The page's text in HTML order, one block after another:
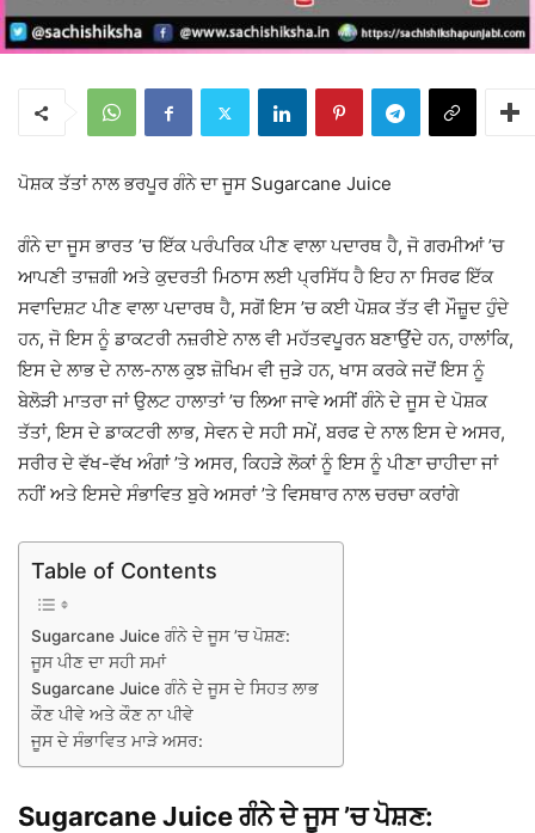
ਪੋਸ਼ਕ ਤੱਤਾਂ ਨਾਲ ਭਰਪੂਰ ਗੰਨੇ ਦਾ ਜੂਸ Sugarcane Juice
ਗੰਨੇ ਦਾ ਜੂਸ ਭਾਰਤ ’ਚ ਇੱਕ ਪਰੰਪਰਿਕ ਪੀਣ ਵਾਲਾ ਪਦਾਰਥ ਹੈ, ਜੋ ਗਰਮੀਆਂ ’ਚ
ਆਪਣੀ ਤਾਜ਼ਗੀ ਅਤੇ ਕੁਦਰਤੀ ਮਿਠਾਸ ਲਈ ਪ੍ਰਸਿੱਧ ਹੈ ਇਹ ਨਾ ਸਿਰਫ ਇੱਕ
ਸਵਾਦਿਸ਼ਟ ਪੀਣ ਵਾਲਾ ਪਦਾਰਥ ਹੈ, ਸਗੋਂ ਇਸ ’ਚ ਕਈ ਪੋਸ਼ਕ ਤੱਤ ਵੀ ਮੌਜ਼ੂਦ ਹੁੰਦੇ
ਹਨ, ਜੋ ਇਸ ਨੂੰ ਡਾਕਟਰੀ ਨਜ਼ਰੀਏ ਨਾਲ ਵੀ ਮਹੱਤਵਪੂਰਨ ਬਣਾਉਂਦੇ ਹਨ, ਹਾਲਾਂਕਿ,
ਇਸ ਦੇ ਲਾਭ ਦੇ ਨਾਲ-ਨਾਲ ਕੁਝ ਜ਼ੋਖਿਮ ਵੀ ਜੁੜੇ ਹਨ, ਖਾਸ ਕਰਕੇ ਜਦੋਂ ਇਸ ਨੂੰ
ਬੇਲੋੜੀ ਮਾਤਰਾ ਜਾਂ ਉਲਟ ਹਾਲਾਤਾਂ ’ਚ ਲਿਆ ਜਾਵੇ ਅਸੀਂ ਗੰਨੇ ਦੇ ਜੂਸ ਦੇ ਪੋਸ਼ਕ
ਤੱਤਾਂ, ਇਸ ਦੇ ਡਾਕਟਰੀ ਲਾਭ, ਸੇਵਨ ਦੇ ਸਹੀ ਸਮੇਂ, ਬਰਫ ਦੇ ਨਾਲ ਇਸ ਦੇ ਅਸਰ,
ਸਰੀਰ ਦੇ ਵੱਖ-ਵੱਖ ਅੰਗਾਂ ’ਤੇ ਅਸਰ, ਕਿਹੜੇ ਲੋਕਾਂ ਨੂੰ ਇਸ ਨੂੰ ਪੀਣਾ ਚਾਹੀਦਾ ਜਾਂ
ਨਹੀਂ ਅਤੇ ਇਸਦੇ ਸੰਭਾਵਿਤ ਬੁਰੇ ਅਸਰਾਂ ’ਤੇ ਵਿਸਥਾਰ ਨਾਲ ਚਰਚਾ ਕਰਾਂਗੇ
Table of Contents
Sugarcane Juice ਗੰਨੇ ਦੇ ਜੂਸ ’ਚ ਪੋਸ਼ਣ:
ਜੂਸ ਪੀਣ ਦਾ ਸਹੀ ਸਮਾਂ
Sugarcane Juice ਗੰਨੇ ਦੇ ਜੂਸ ਦੇ ਸਿਹਤ ਲਾਭ
ਕੌਣ ਪੀਵੇ ਅਤੇ ਕੌਣ ਨਾ ਪੀਵੇ
ਜੂਸ ਦੇ ਸੰਭਾਵਿਤ ਮਾੜੇ ਅਸਰ:
Sugarcane Juice ਗੰਨੇ ਦੇ ਜੂਸ ’ਚ ਪੋਸ਼ਣ: